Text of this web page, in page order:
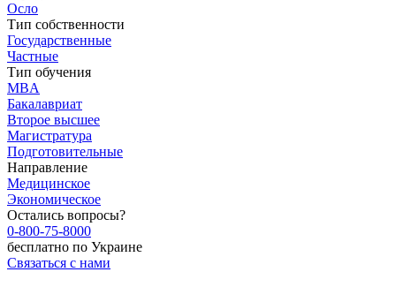
Осло
Тип собственности
Государственные
Частные
Тип обучения
MBA
Бакалавриат
Второе высшее
Магистратура
Подготовительные
Направление
Медицинское
Экономическое
Остались вопросы?
0-800-75-8000
бесплатно по Украине
Связаться с нами